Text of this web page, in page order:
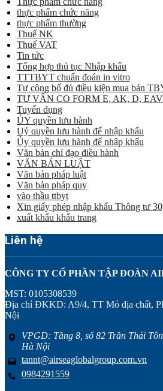
thực phẩm chức năng
thực phẩm thường
Thuế NK
Thuế VAT
Tin tức
Tổng hợp thủ tục Nhập khẩu
TTTBYT chuẩn đoán in vitro
Tự công bố đủ điều kiện mua bán
TƯ VẤN CO FORM E, AK, D,
Tuyển dụng
ỦY quyền lưu hành
Uỷ quyền lưu hành để nhập khẩu
Ủy quyền lưu hành để nhập khẩu
Văn bản chỉ đạo điều hành
VĂN BẢN LUẬT
Văn bản pháp luật
Văn bản pháp quy
vào thầu ttbyt
Xin giấy phép nhập khẩu Thông tư 30
xuất khẩu khẩu trang
Liên hệ
CÔNG TY CỔ PHẦN TẬP ĐOÀN
MST: 0105308539
Địa chỉ ĐKKD: A9/4, TT Mỏ địa chất,
Nội
VPGD: Tầng 8, số 82 Trần Thái
Hà Nội
tannt@airseaglobalgroup.com.vn
0984291559